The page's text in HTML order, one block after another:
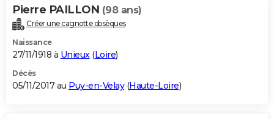
Pierre PAILLON (98 ans)
Créer une cagnotte obsèques
Naissance
27/11/1918 à Unieux(Loire)
Décès
05/11/2017 au Puy-en-Velay(Haute-Loire)